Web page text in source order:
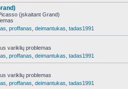
(įskaitant Grand)
proffanas deimantukas tadas1991
variklių problemas
proffanas deimantukas tadas1991
variklių problemas
proffanas deimantukas tadas1991